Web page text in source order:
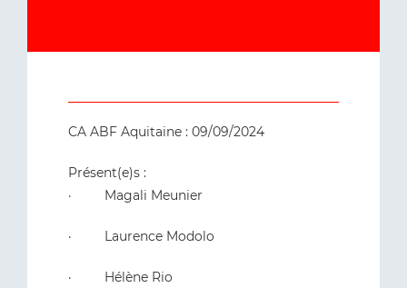
CA ABF Aquitaine : 09/09/2024
Présent(e)s :
· Magali Meunier
· Laurence Modolo
· Hélène Rio